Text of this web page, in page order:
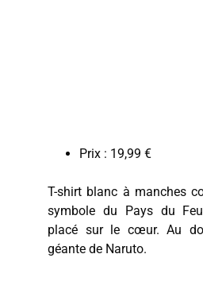
Prix : 19,99 €
T-shirt blanc à manches
symbole du Pays du
placé sur le cœur. Au
géante de Naruto.